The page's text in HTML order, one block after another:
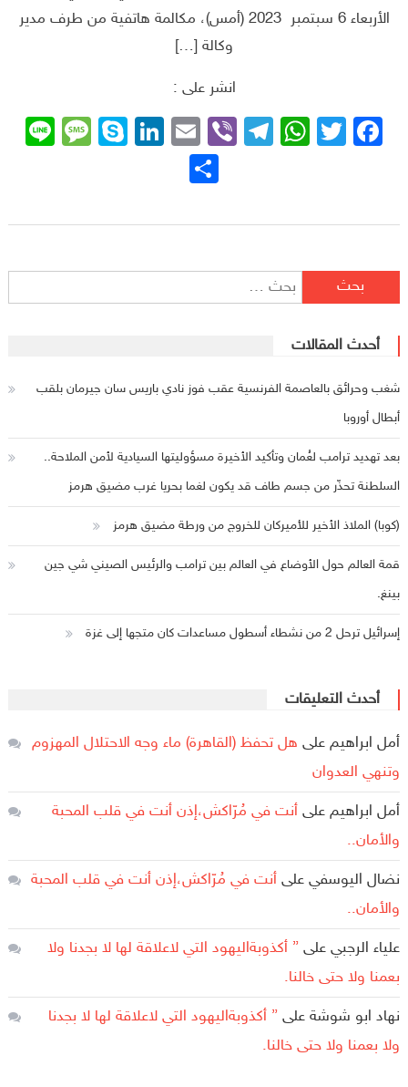
الأربعاء 6 سبتمبر 2023 (أمس)، مكالمة هاتفية من طرف مدير
وكالة […]
انشر على :
Facebook
Twitter
WhatsApp
Telegram
Viber
Email
LinkedIn
Skype
البحث عن:
أحدث المقالات
شغب وحرائق بالعاصمة الفرنسية عقب فوز نادي باريس سان جيرمان بلقب
أبطال أوروبا
بعد تهديد ترامب لعُمان وتأكيد الأخيرة مسؤوليتها السيادية لأمن الملاحة..
السلطنة تحذّر من جسم طاف قد يكون لغما بحريا غرب مضيق هرمز
(كوبا) الملاذ الأخير للأميركان للخروج من ورطة مضيق هرمز
قمة العالم حول الأوضاع في العالم بين ترامب والرئيس الصيني شي جين
بينغ.
إسرائيل ترحل 2 من نشطاء أسطول مساعدات كان متجها إلى غزة
أحدث التعليقات
أمل ابراهيمعلى هل تحفظ (القاهرة) ماء وجه الاحتلال المهزوم
وتنهي العدوان
أمل ابراهيمعلى أنت في مُرّاكش،إذن أنت في قلب المحبة
والأمان..
نضال اليوسفيعلى أنت في مُرّاكش،إذن أنت في قلب المحبة
والأمان..
علياء الرجبيعلى ” أكذوبةاليهود التي لاعلاقة لها لا بجدنا ولا
بعمنا ولا حتى خالنا.
نهاد ابو شوشةعلى ” أكذوبةاليهود التي لاعلاقة لها لا بجدنا
ولا بعمنا ولا حتى خالنا.